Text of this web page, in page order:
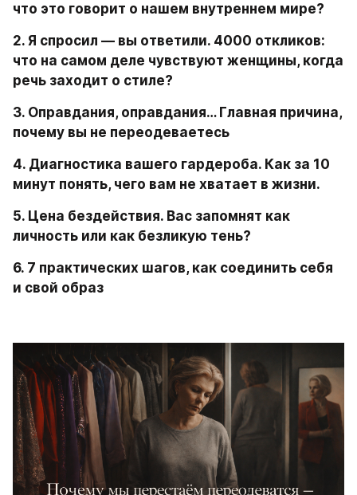
что это говорит о нашем внутреннем мире?
2. Я спросил — вы ответили. 4000 откликов:
что на самом деле чувствуют женщины, когда
речь заходит о стиле?
3. Оправдания, оправдания… Главная причина,
почему вы не переодеваетесь
4. Диагностика вашего гардероба. Как за 10
минут понять, чего вам не хватает в жизни.
5. Цена бездействия. Вас запомнят как
личность или как безликую тень?
6. 7 практических шагов, как соединить себя
и свой образ